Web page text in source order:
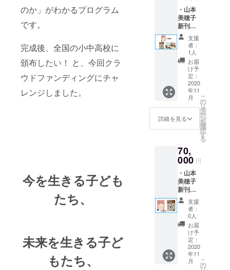
のか」がわかるプログラム
です。
完成後、全国の小中高校に
頒布したい！ と、今回クラ
ウドファンディングにチャ
レンジしました。
今を生きる子ども
たち、
未来を生きる子ど
もたち、
自分の中の
闇が深さを
色濃く鮮や
かに外に出
ようとして
いるのを感
自分自身が
心底恐ろし
くなったの
です。
これではい
けないと思
い、海外に
目を向けて
見つけたの
NASAで宇宙
線を研究し
ていた科学
者、バーバ
品） ・
心から
のお礼
のメー
ル ・活
動報告
メール
トのた
めのバ
ウンダ
リーの
教科
書』 ・
人生を
幸福で
満たす
100リス
トノー
ト（非
売品）
・いじ
め防止
「Heart
in
Touch
」のエ
ンド
ロール
にお名
前を掲
載 （ご
支援時
には備
考欄に
ご希望
のお名
前をご
冊 ・い
じめ防
止シ
ミュ
レー
ター
「Heart
in
Touch
」のエ
ンド
ロール
にお名
前を掲
載 （ご
ご希望
のお名
前をご
記入く
ださ
い。）
・あな
たの
エッセ
ンスを
引き出
すキャ
ラクト
ロジー
シール
・山本
美穂子
新刊
『どう
して言
いたい
ことが
言えな
いの？
～人間
関係が
ラクに
なる“正
しい境
界線(バ
ウンダ
の引き
方』10
冊 ・山
本美穂
子が全
国どこ
でもあ
なたと
のラン
チ会に
うかが
いま
す！権
（日程
調整に
支援
者：
1人
お届
け予
定：
2020
年11
月
詳細を見る
こ
の
リ
タ
ー
ン
を
選
択
す
る
70,
000 円
・山本
美穂子
新刊
『どう
して言
いたい
ことが
言えな
いの？
～人間
関係が
ラクに
支援
者：
0人
お届
け予
定：
2020
年11
月
こ
の